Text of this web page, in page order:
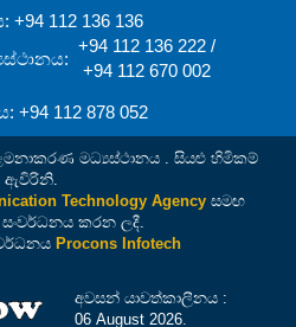
+94 112 136 136
+94 112 136 222 /
+94 112 670 002
+94 112 878 052
මධ්‍යස්ථානය . සියළු හිමිකම්
ඇවිරිනි.
Technology Agencyසමඟ
කරන ලදී.
Procons Infotech
අවසන් යාවත්කාලීනය :
06 August 2026.